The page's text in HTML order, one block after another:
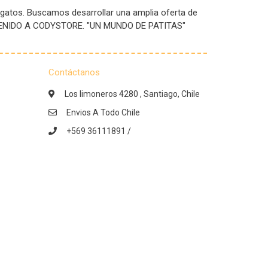
Buscamos desarrollar una amplia oferta de
A CODYSTORE. "UN MUNDO DE PATITAS"
Contáctanos
Los limoneros 4280 , Santiago, Chile
Envios A Todo Chile
+569 36111891 /